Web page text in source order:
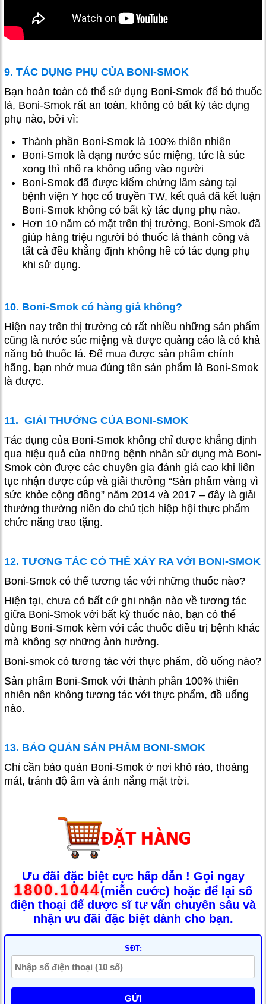
9. TÁC DỤNG PHỤ CỦA BONI-SMOK
Bạn hoàn toàn có thể sử dụng Boni-Smok để bỏ thuốc
lá, Boni-Smok rất an toàn, không có bất kỳ tác dụng
phụ nào, bởi vì:
Thành phần Boni-Smok là 100% thiên nhiên
Boni-Smok là dạng nước súc miệng, tức là súc
xong thì nhổ ra không uống vào người
Boni-Smok đã được kiểm chứng lâm sàng tại
bệnh viện Y học cổ truyền TW, kết quả đã kết luận
Boni-Smok không có bất kỳ tác dụng phụ nào.
Hơn 10 năm có mặt trên thị trường, Boni-Smok đã
giúp hàng triệu người bỏ thuốc lá thành công và
tất cả đều khẳng định không hề có tác dụng phụ
khi sử dụng.
10. Boni-Smok có hàng giả không?
Hiện nay trên thị trường có rất nhiều những sản phẩm
cũng là nước súc miệng và được quảng cáo là có khả
năng bỏ thuốc lá. Để mua được sản phẩm chính
hãng, bạn nhớ mua đúng tên sản phẩm là Boni-Smok
là được.
11. GIẢI THƯỞNG CỦA BONI-SMOK
Tác dụng của Boni-Smok không chỉ được khẳng định
qua hiệu quả của những bệnh nhân sử dụng mà Boni-
Smok còn được các chuyên gia đánh giá cao khi liên
tục nhận được cúp và giải thưởng “Sản phẩm vàng vì
sức khỏe cộng đồng” năm 2014 và 2017 – đây là giải
thưởng thường niên do chủ tịch hiệp hội thực phẩm
chức năng trao tặng.
12. TƯƠNG TÁC CÓ THỂ XẢY RA VỚI BONI-SMOK
Boni-Smok có thể tương tác với những thuốc nào?
Hiện tại, chưa có bất cứ ghi nhận nào về tương tác
giữa Boni-Smok với bất kỳ thuốc nào, bạn có thể
dùng Boni-Smok kèm với các thuốc điều trị bệnh khác
mà không sợ những ảnh hưởng.
Boni-smok có tương tác với thực phẩm, đồ uống nào?
Sản phẩm Boni-Smok với thành phần 100% thiên
nhiên nên không tương tác với thực phẩm, đồ uống
nào.
13. BẢO QUẢN SẢN PHẨM BONI-SMOK
Chỉ cần bảo quản Boni-Smok ở nơi khô ráo, thoáng
mát, tránh độ ẩm và ánh nắng mặt trời.
Ưu đãi đặc biệt cực hấp dẫn ! Gọi ngay
1800.1044(miễn cước) hoặc để lại số
điện thoại để dược sĩ tư vấn chuyên sâu và
nhận ưu đãi đặc biệt dành cho bạn.
SĐT:
GỬI